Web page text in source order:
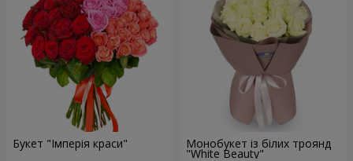
Букет "Імперія краси" Монобукет із білих троянд
"White Beauty"